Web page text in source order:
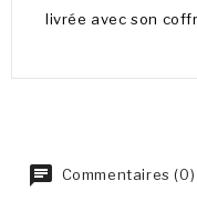
livrée avec son
Commentaires (0)